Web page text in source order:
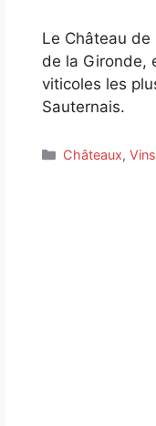
Le Château
de la Gironde,
viticoles les
Sauternais.
Catégories
Châteaux,